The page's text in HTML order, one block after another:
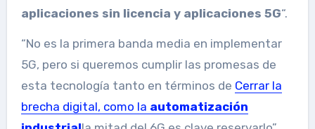
aplicaciones sin licencia y aplicaciones 5G“.
“No es la primera banda media en implementar
5G, pero si queremos cumplir las promesas de
esta tecnología tanto en términos de Cerrar la
brecha digital, como la automatización